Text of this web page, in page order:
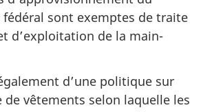
sont exemptes de traite
d’exploitation de la main-
d’une politique sur
de vêtements selon laquelle les